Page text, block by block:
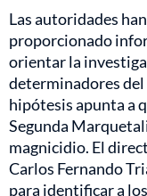
Las autoridades
proporcionado
orientar la
determinadores
hipótesis apunta a
Segunda
magnicidio. El
Carlos Fernando
para identificar a